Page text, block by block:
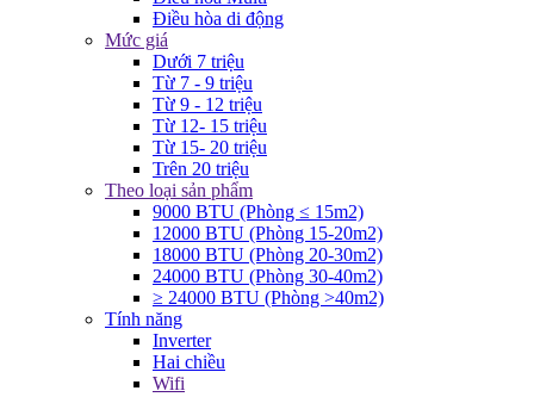
Điều hòa di động
Mức giá
Dưới 7 triệu
Từ 7 - 9 triệu
Từ 9 - 12 triệu
Từ 12- 15 triệu
Từ 15- 20 triệu
Trên 20 triệu
Theo loại sản phẩm
9000 BTU (Phòng ≤ 15m2)
12000 BTU (Phòng 15-20m2)
18000 BTU (Phòng 20-30m2)
24000 BTU (Phòng 30-40m2)
≥ 24000 BTU (Phòng >40m2)
Tính năng
Inverter
Hai chiều
Wifi